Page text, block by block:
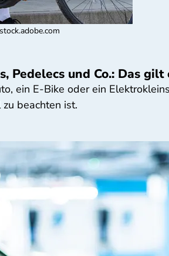
Pedelecs und Co.: Das gilt
ein E-Bike oder ein
beachten ist.